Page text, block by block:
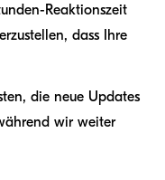
Reaktionszeit
dass Ihre
die neue Updates
wir weiter